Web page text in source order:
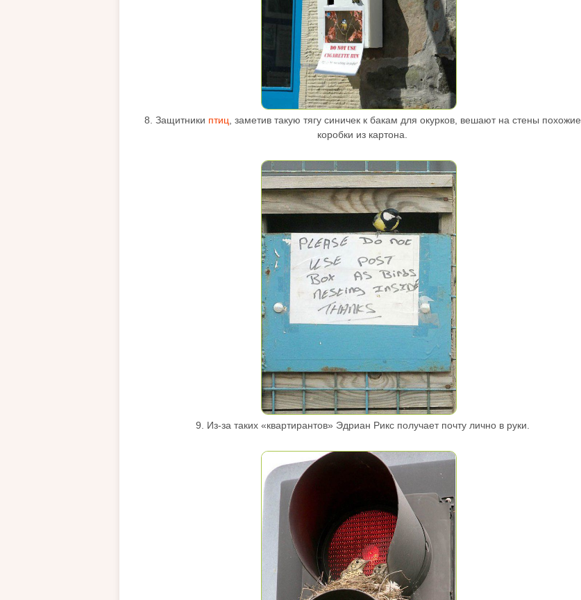
8. Защитники птиц , заметив такую тягу синичек к бакам для окурков, вешают на стены похожие
коробки из картона.
9. Из-за таких «квартирантов» Эдриан Рикс получает почту лично в руки.